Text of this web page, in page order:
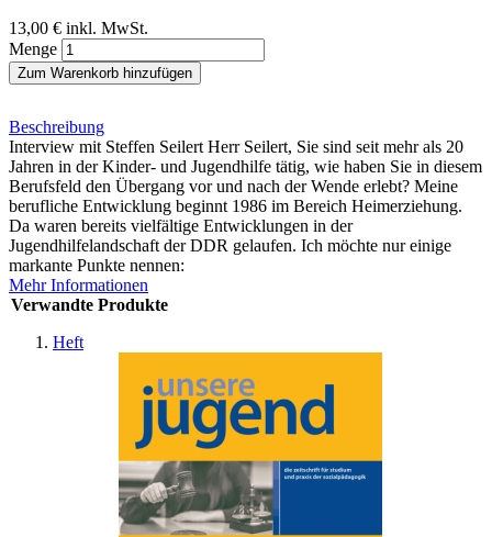
13,00 € inkl. MwSt.
Menge
Zum Warenkorb hinzufügen
Beschreibung
Interview mit Steffen Seilert Herr Seilert, Sie sind seit mehr als 20
Jahren in der Kinder- und Jugendhilfe tätig, wie haben Sie in diesem
Berufsfeld den Übergang vor und nach der Wende erlebt? Meine
berufliche Entwicklung beginnt 1986 im Bereich Heimerziehung.
Da waren bereits vielfältige Entwicklungen in der
Jugendhilfelandschaft der DDR gelaufen. Ich möchte nur einige
markante Punkte nennen:
Mehr Informationen
Verwandte Produkte
Heft